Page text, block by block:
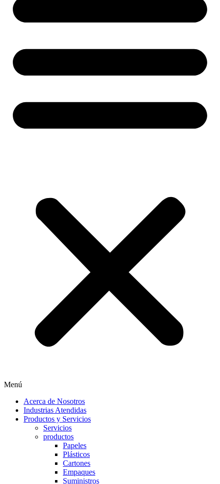
Menú
Acerca de Nosotros
Industrias Atendidas
Productos y Servicios
Servicios
productos
Papeles
Plásticos
Cartones
Empaques
Suministros